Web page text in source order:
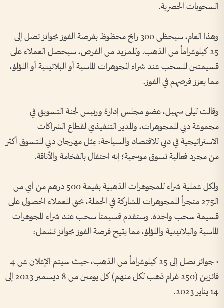
السحوبات الحصرية.
وهذا العام، سيحظى 300 رابح محظوظ بفرصة الفوز بجوائز تصل إلى
25 كيلوغراماً من الذهب. وللمزيد من الفرص، سيحصل العملاء على
قسيمتين للسحب عند شراء المجوهرات الماسية أو البلاتينية أو اللؤلؤ،
مما يعزز فرصهم في الفوز.
وقالت ليلى سهيل، عضو مجلس إدارة ورئيس لجنة التسويق في
مجموعة دبي للمجوهرات، والمدير التنفيذي لقطاع الشراكات
الاستراتيجية في دبي للاقتصاد والسياحة: يمثل مهرجان دبي للتسوق أكثر
من مجرد فعالية تسوق موسمية؛ إنه احتفال بالفخامة والأناقة.
ولكل عملية شراء للمجوهرات الذهبية بقيمة 500 درهم من أي من
الـ275 متجراً للمجوهرات المشاركة في الحملة، يحق للعملاء الحصول على
قسيمة سحب واحدة. وستقدم قسيمتا سحب عند شراء المجوهرات
الماسية والبلاتينية واللؤلؤ، مما يتيح فرصة الفوز بجوائز تشمل:
• جوائز تصل إلى 25 كيلوغراماً من الذهب، حيث سيتم الإعلان عن 4
فائزين (250 غرام ذهب لكل منهم) كل يومين من 8 ديسمبر 2023 إلى
14 يناير 2023.